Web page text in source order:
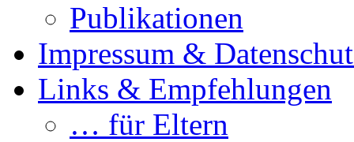
Publikationen
Impressum &
Links & Empfehlungen
… für Eltern